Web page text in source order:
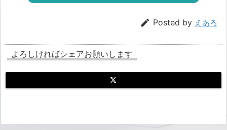
 Posted by えあろ
よろしければシェアお願いします